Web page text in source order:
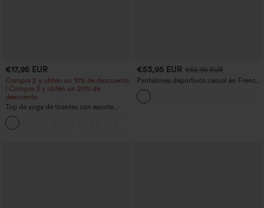
€17,95 EUR
Compra 2 y obtén un 10% de descuento
| Compra 3 y obtén un 20% de
descuento
Top de yoga de tirantes con escote
redondo, fruncido y tacto fresco -
UPF50+
€53,95 EUR €62,95 EUR
Pantalones deportivos casual en French
terry con estampado denim, tiro medio,
estilo jeans y bolsillos